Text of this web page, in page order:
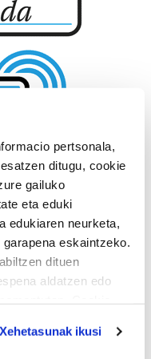
pertsonala,
ditugu, cookie
gailuko
eta eduki
edukiaren neurketa,
eskaintzeko.
dituen
aldatzen edo
Xehetasunak ikusi